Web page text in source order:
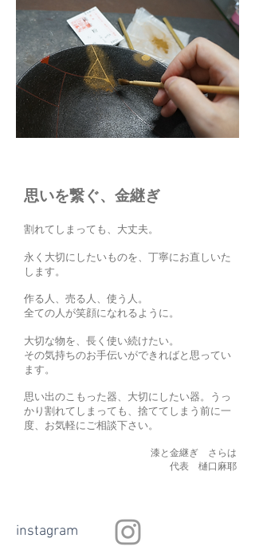
​思いを繋ぐ、金継ぎ
割れてしまっても、大丈夫。
永く大切にしたいものを、丁寧にお直しいた
します。
作る人、売る人、使う人。
全ての人が笑顔になれるように。
大切な物を、長く使い続けたい。
その気持ちのお手伝いができればと思ってい
ます。
思い出のこもった器、大切にしたい器。うっ
かり割れてしまっても、捨ててしまう前に一
度、お気軽にご相談下さい。
漆と金継ぎ さらは
代表 樋口麻耶
instagram